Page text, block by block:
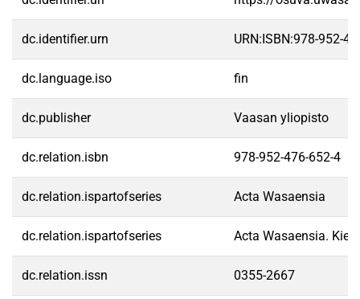
dc.identifier.urn URN:ISBN:978-952-
dc.language.iso fin
dc.publisher Vaasan yliopisto
dc.relation.isbn 978-952-476-652-4
dc.relation.ispartofseries Acta Wasaensia
dc.relation.ispartofseries Acta Wasaensia.
dc.relation.issn 0355-2667